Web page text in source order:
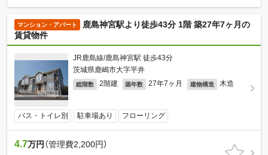
マンション・アパート
鹿島神宮駅より徒歩43分 1階 築27年7ヶ月の
賃貸物件
JR鹿島線/鹿島神宮駅 徒歩43分
茨城県鹿嶋市大字平井
総階数 2階建 築年数 27年7ヶ月 建物構造 木造
バス・トイレ別 駐車場あり フローリング
4.7万円 （管理費2,200円）